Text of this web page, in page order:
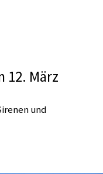
12. März
und